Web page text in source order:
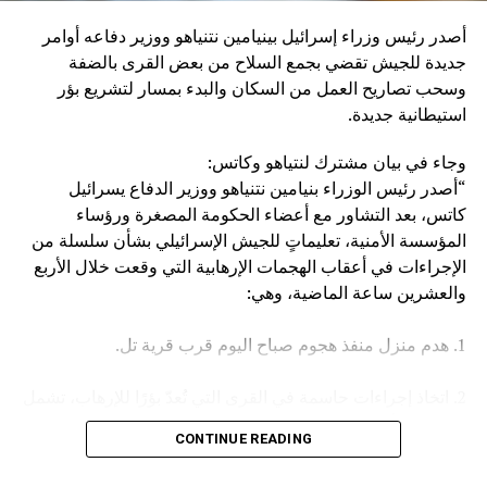
وكان مصدر مسؤول في الهيئة العامة للنقل السعودية قد صرح
الخميس، بأن سفينة (ENCELIA) التابعة لإحدى الشركات
السعودية، تعرضت لاستهداف أثناء إبحارها في البحر الأحمر، نتج
عنه حريق في مقدمتها.
وأكد المصدر أن جميع أفراد الطاقم بخير، مشيرا في السياق إلى
أن الجهات المعنية اتخذت كافة الإجراءات اللازمة لتأمين السفينة
وطاقمها وحماية البيئة البحرية.
أصدر رئيس وزراء إسرائيل بينيامين نتنياهو ووزير دفاعه أوامر
جديدة للجيش تقضي بجمع السلاح من بعض القرى بالضفة
وسحب تصاريح العمل من السكان والبدء بمسار لتشريع بؤر
استيطانية جديدة.
وجاء في بيان مشترك لنتياهو وكاتس:
“أصدر رئيس الوزراء بنيامين نتنياهو ووزير الدفاع يسرائيل
كاتس، بعد التشاور مع أعضاء الحكومة المصغرة ورؤساء
المؤسسة الأمنية، تعليماتٍ للجيش الإسرائيلي بشأن سلسلة من
الإجراءات في أعقاب الهجمات الإرهابية التي وقعت خلال الأربع
والعشرين ساعة الماضية، وهي:
1. هدم منزل منفذ هجوم صباح اليوم قرب قرية تل.
مصادرة الأسلحة وإلغاء تصاريح العمل، وغير ذلك.
CONTINUE READING